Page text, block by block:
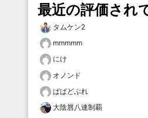
最近の評価され
タムケン2
mmmmm
にけ
オノンド
ぱぱどぶれ
大陰唇八連制覇